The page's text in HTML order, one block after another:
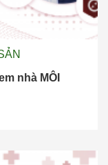
nhà MÔI